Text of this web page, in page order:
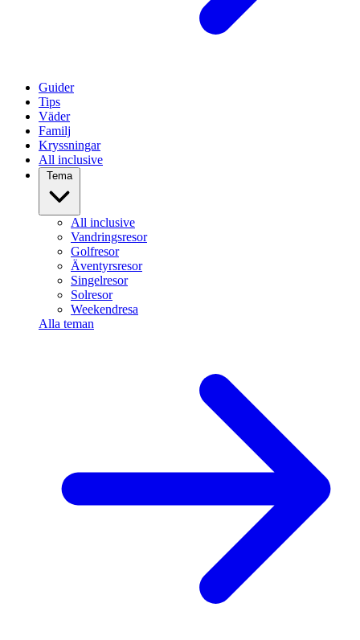
Guider
Tips
Väder
Familj
Kryssningar
All inclusive
Tema
All inclusive
Vandringsresor
Golfresor
Äventyrsresor
Singelresor
Solresor
Weekendresa
Alla teman